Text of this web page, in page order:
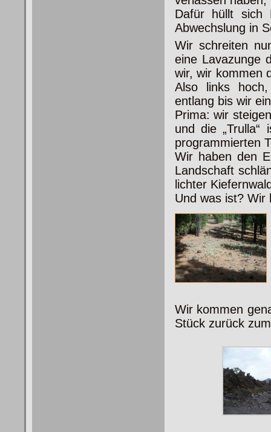
Dafür hüllt sich
Abwechslung in
Wir schreiten
eine Lavazunge
wir, wir kommen
Also links
entlang bis wir
Prima: wir
und die
programmierten
Wir haben den
Landschaft
lichter
Und was ist? Wir
Wir kommen
Stück zurück